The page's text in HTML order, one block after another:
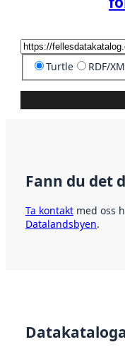
Turtle RDF/
Fann du det
Ta kontakt med oss
Datalandsbyen.